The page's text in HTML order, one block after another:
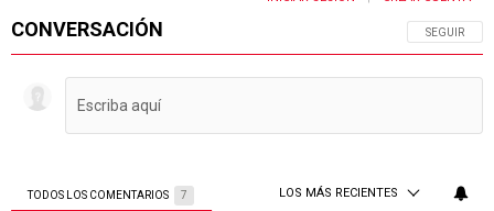
CONVERSACIÓN SIGA ESTA
SEGUIR
TODOS LOS COMENTARIOS 7 LOS MÁS RECIENTES